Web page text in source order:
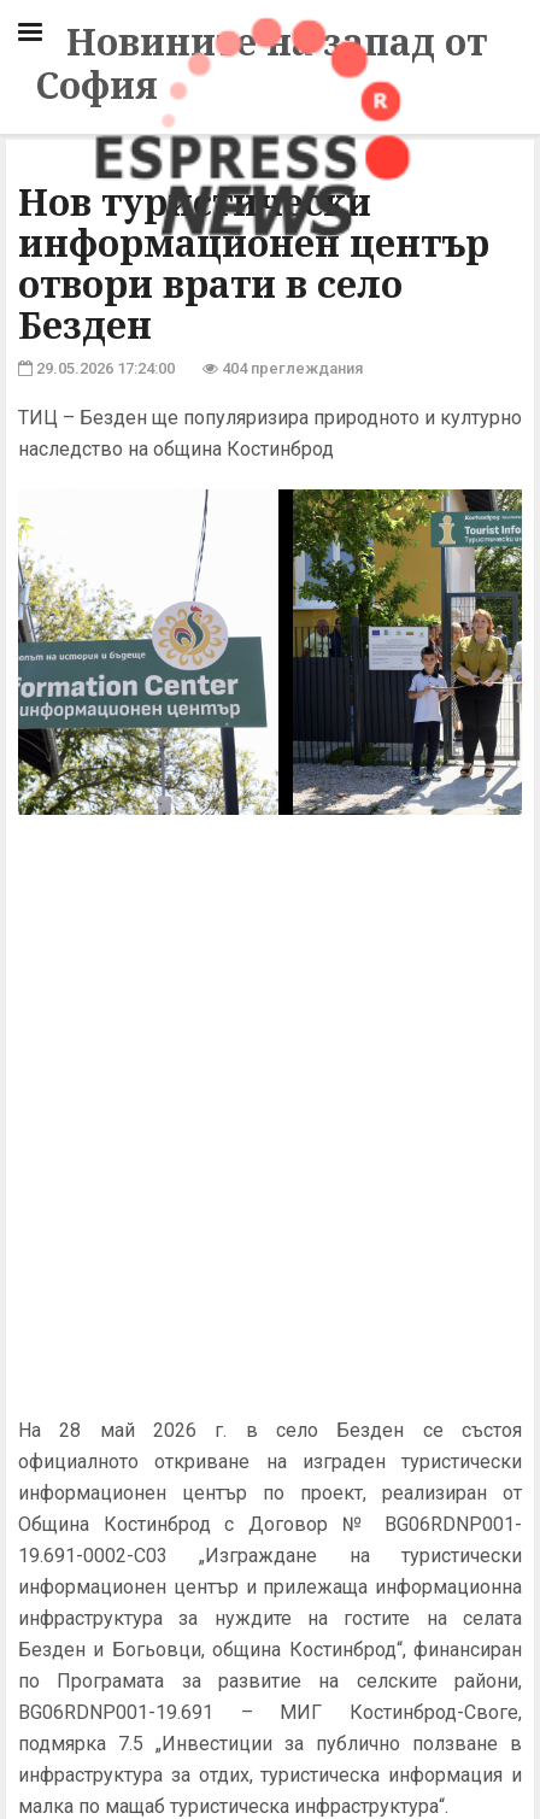
Новините на запад от
София
Нов туристически
информационен център
отвори врати в село
Безден
29.05.2026 17:24:00 404 преглеждания
ТИЦ – Безден ще популяризира природното и културно
наследство на община Костинброд
На 28 май 2026 г. в село Безден се състоя
официалното откриване на изграден туристически
информационен център по проект, реализиран от
Община Костинброд с Договор № BG06RDNP001-
19.691-0002-C03 „Изграждане на туристически
информационен център и прилежаща информационна
инфраструктура за нуждите на гостите на селата
Безден и Богьовци, община Костинброд“, финансиран
по Програмата за развитие на селските райони,
BG06RDNP001-19.691 – МИГ Костинброд-Своге,
подмярка 7.5 „Инвестиции за публично ползване в
инфраструктура за отдих, туристическа информация и
малка по мащаб туристическа инфраструктура“.